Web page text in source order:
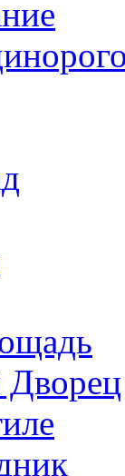
Дворец